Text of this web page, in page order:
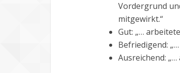
Vordergrund
mitgewirkt.“
Gut: „…
Befriedigend:
Ausreichend: